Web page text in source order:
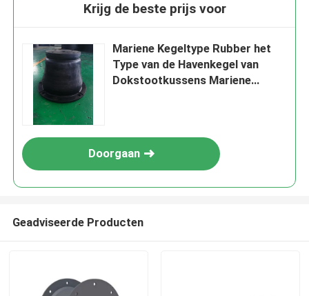
Krijg de beste prijs voor
Mariene Kegeltype Rubber het
Type van de Havenkegel van
Dokstootkussens Mariene
Doorgaan
Geadviseerde Producten